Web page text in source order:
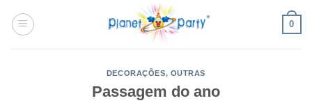
0
DECORAÇÕES, OUTRAS
Passagem do ano